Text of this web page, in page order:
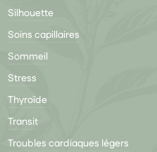
Silhouette
Soins capillaires
Sommeil
Stress
Thyroïde
Transit
Troubles cardiaques légers